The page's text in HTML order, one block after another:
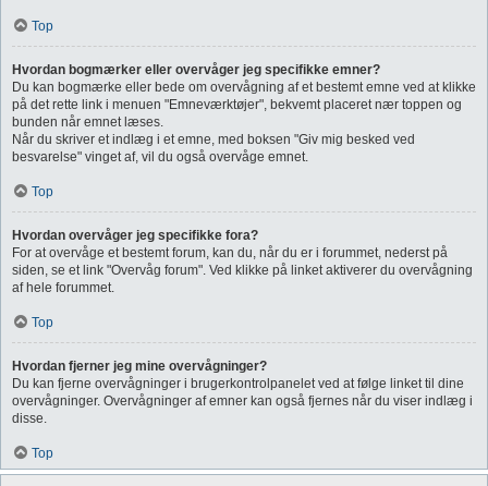
Top
Hvordan bogmærker eller overvåger jeg specifikke emner?
Du kan bogmærke eller bede om overvågning af et bestemt emne ved at klikke
på det rette link i menuen "Emneværktøjer", bekvemt placeret nær toppen og
bunden når emnet læses.
Når du skriver et indlæg i et emne, med boksen "Giv mig besked ved
besvarelse" vinget af, vil du også overvåge emnet.
Top
Hvordan overvåger jeg specifikke fora?
For at overvåge et bestemt forum, kan du, når du er i forummet, nederst på
siden, se et link "Overvåg forum". Ved klikke på linket aktiverer du overvågning
af hele forummet.
Top
Hvordan fjerner jeg mine overvågninger?
Du kan fjerne overvågninger i brugerkontrolpanelet ved at følge linket til dine
overvågninger. Overvågninger af emner kan også fjernes når du viser indlæg i
disse.
Top